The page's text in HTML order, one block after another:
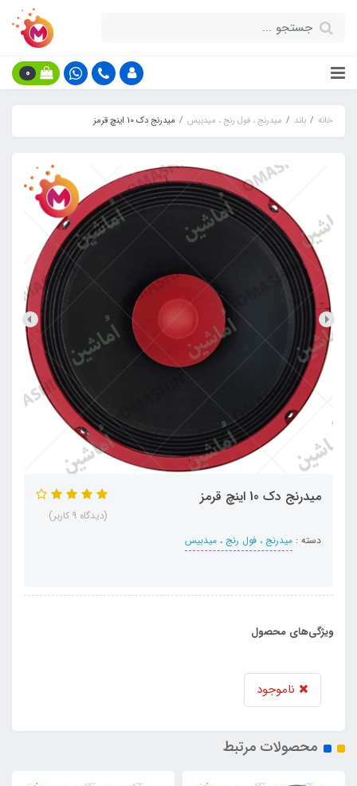
0
خانه باند میدرنج ، فول رنج ، میدبیس میدرنج دک 10 اینچ قرمز
میدرنج دک 10 اینچ قرمز
دسته : میدرنج ، فول رنج ، میدبیس
(دیدگاه 9 کاربر)
ویژگی‌های محصول
ناموجود
محصولات مرتبط